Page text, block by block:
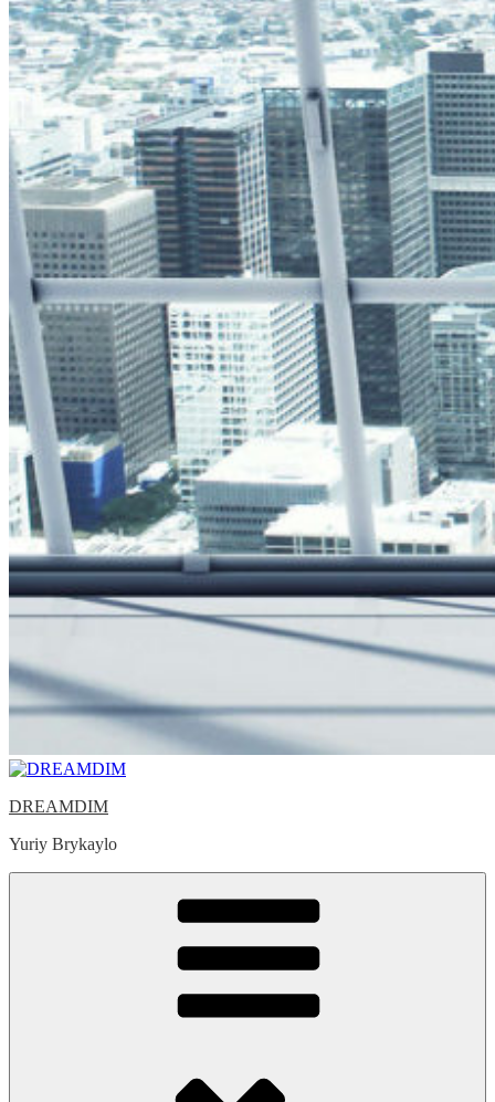
DREAMDIM
Yuriy Brykaylo